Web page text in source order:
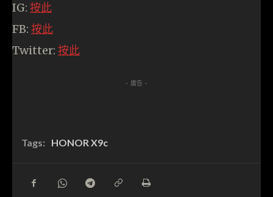
IG: 按此
FB: 按此
Twitter: 按此
- 廣告 -
Tags: HONOR X9c